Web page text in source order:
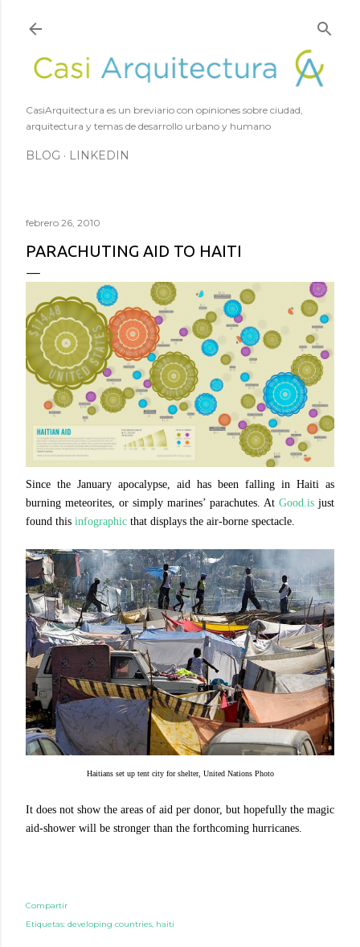
CasiArquitectura es un breviario con opiniones sobre ciudad,
arquitectura y temas de desarrollo urbano y humano
BLOG LINKEDIN
febrero 26, 2010
PARACHUTING AID TO HAITI
Since the January apocalypse, aid has been falling in Haiti as
burning meteorites, or simply marines’ parachutes. At Good.is just
found this infographic that displays the air-borne spectacle.
Haitians set up tent city for shelter, United Nations Photo
It does not show the areas of aid per donor, but hopefully the magic
aid-shower will be stronger than the forthcoming hurricanes.
Compartir
Etiquetas: developing countries haiti